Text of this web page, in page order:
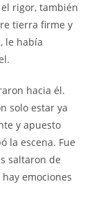
rigor, también
tierra firme y
le había
hacia él.
solo estar ya
y apuesto
la escena. Fue
saltaron de
emociones